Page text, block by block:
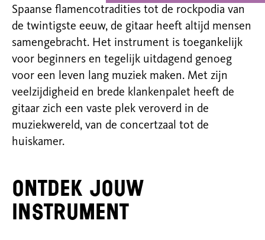
Spaanse flamencotradities tot de rockpodia van
de twintigste eeuw, de gitaar heeft altijd mensen
samengebracht. Het instrument is toegankelijk
voor beginners en tegelijk uitdagend genoeg
voor een leven lang muziek maken. Met zijn
veelzijdigheid en brede klankenpalet heeft de
gitaar zich een vaste plek veroverd in de
muziekwereld, van de concertzaal tot de
huiskamer.
Ontdek jouw
instrument